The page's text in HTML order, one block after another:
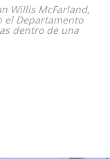
Willis McFarland,
el Departamento
dentro de una